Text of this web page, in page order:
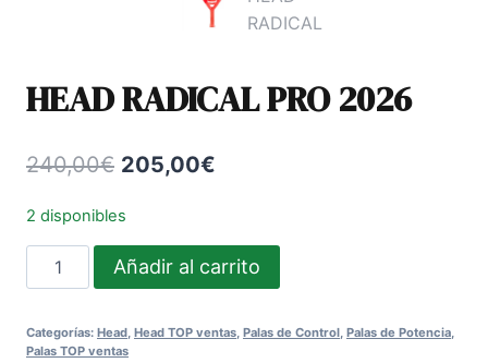
HEAD RADICAL PRO 2026
240,00€ El
era:
205,00€
es:
2 disponibles
HEAD
RADICAL
2026
Añadir al carrito
Categorías: Head, Head TOP ventas, Palas de Control, Palas de Potencia,
Palas TOP ventas